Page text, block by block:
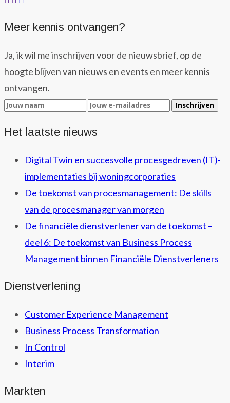
Meer kennis ontvangen?
Ja, ik wil me inschrijven voor de nieuwsbrief, op de
hoogte blijven van nieuws en events en meer kennis
ontvangen.
Het laatste nieuws
Digital Twin en succesvolle procesgedreven (IT)-
implementaties bij woningcorporaties
De toekomst van procesmanagement: De skills
van de procesmanager van morgen
De financiële dienstverlener van de toekomst –
deel 6: De toekomst van Business Process
Management binnen Financiële Dienstverleners
Dienstverlening
Customer Experience Management
Business Process Transformation
In Control
Interim
Markten